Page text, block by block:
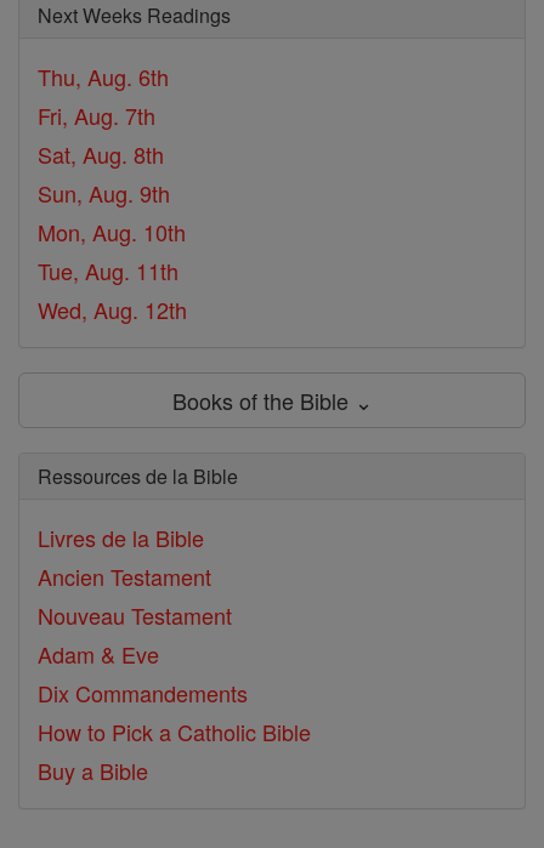
Next Weeks Readings
Thu, Aug. 6th
Fri, Aug. 7th
Sat, Aug. 8th
Sun, Aug. 9th
Mon, Aug. 10th
Tue, Aug. 11th
Wed, Aug. 12th
Books of the Bible ⌄
Ressources de la Bible
Livres de la Bible
Ancien Testament
Nouveau Testament
Adam & Eve
Dix Commandements
How to Pick a Catholic Bible
Buy a Bible